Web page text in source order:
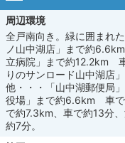
周辺環境
全戸南向き。緑に囲まれ
ノ山中湖店」まで約
立病院」まで約12.2km
りのサンロード山中湖
他・・・「山中湖郵便局
役場」まで約6.6km 車で
で約7.3km、車で約13分
約7分。